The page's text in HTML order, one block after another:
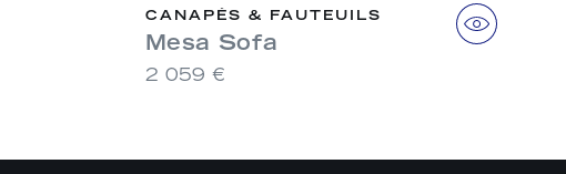
CANAPÉS & FAUTEUILS
Mesa Sofa
2 059 €